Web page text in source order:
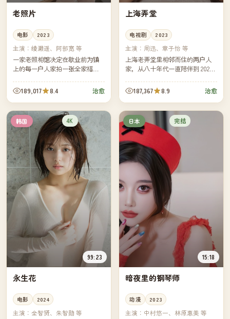
老照片
电影 2023
主演： 绫濑遥、阿部宽 等
一家老照相馆决定在歇业前为镇
上的每一户人家拍一张全家福。
也转过这家照相馆四十年的兴
衰。
189,017 8.4 治愈
上海弄堂
电视剧 2023
主演： 周迅、章子怡 等
上海老弄堂里相邻而住的两户人
家，从八十年代一直陪伴到 2020
十年——同一只老门牌，看着两
家人各自的离散与重逢。
187,367 8.9 治愈
韩国 4K
99:23
永生花
电影 2024
主演： 全智贤、朱智勋 等
日本 完结
15:18
暗夜里的钢琴师
动漫 2023
主演： 中村悠一、林原惠美 等